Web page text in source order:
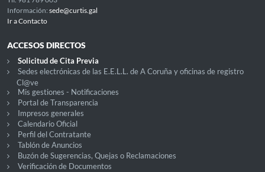
Información: sede@curtis.gal
Ir a Contacto
ACCESOS DIRECTOS
Solicitud de Cita Previa
Sedes electrónicas de las E.E.L.L. de A Coruña y oficinas de registro
Cl@ve
Mis gestiones - Notificaciones
Portal de Transparencia
Impresos generales
Calendario Oficial
Perfil del Contratante
Tablón de Anuncios
Buzón de Sugerencias, Quejas o Reclamaciones
Verificación de Documentos